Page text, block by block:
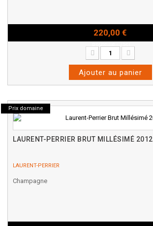
220,00 €
Ajouter au panier
Prix domaine
LAURENT-PERRIER BRUT MILLÉSIMÉ 2012
LAURENT-PERRIER
Champagne